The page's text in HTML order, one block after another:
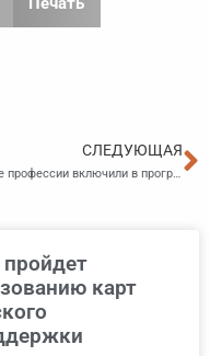
СЛЕДУЮЩАЯ
Новые профессии включили в программу повышения мобильности трудовых ресурсов
пройдет
карт